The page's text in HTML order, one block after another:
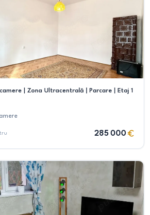
| Zona Ultracentrală | Parcare | Etaj 1
285 000